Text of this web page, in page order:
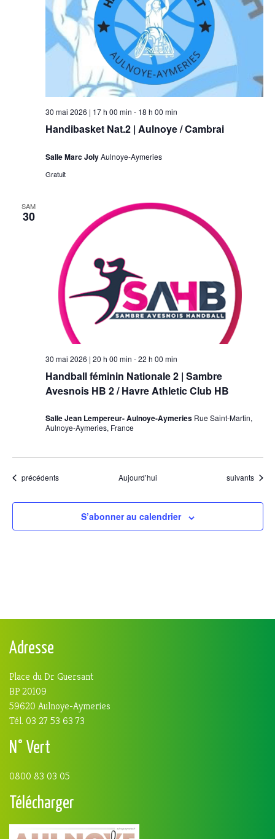
Handibasket Nat.2 | Aulnoye / Cambrai
30 mai 2026 | 17 h 00 min - 18 h 00 min
Salle Marc JolyAulnoye-Aymeries
Gratuit
SAM
30
Handball féminin Nationale 2 | Sambre
Avesnois HB 2 / Havre Athletic Club HB
30 mai 2026 | 20 h 00 min -22 h 00 min
Salle Jean Lempereur- Aulnoye-Aymeries Rue Saint-Martin,
Aulnoye-Aymeries, France
Évènements
précédents Aujourd’hui Évènements
suivants
S’abonner au calendrier
Adresse
Place du Dr Guersant
BP 20109
59620 Aulnoye-Aymeries
Tél. 03 27 53 63 73
N° Vert
0800 83 03 05
Télécharger